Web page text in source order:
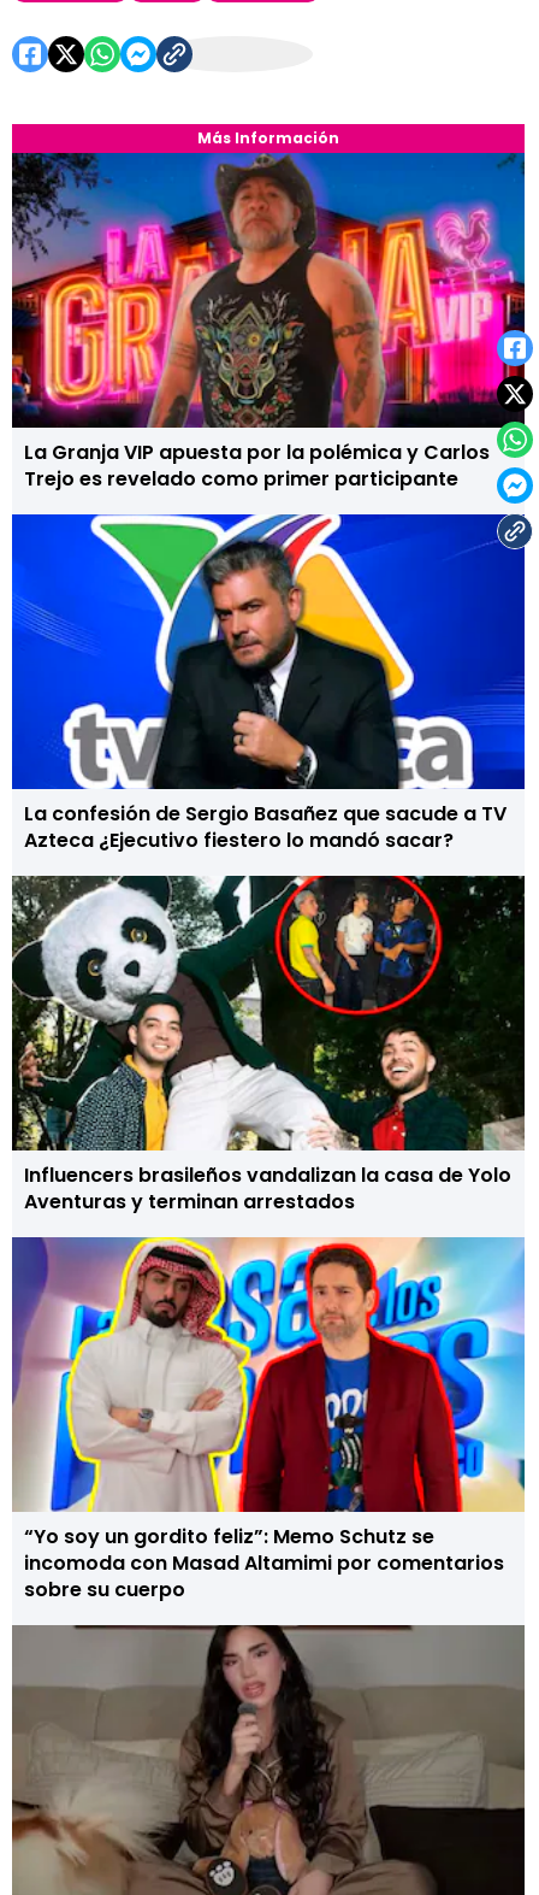
Más Información
La Granja VIP apuesta por la polémica y Carlos
Trejo es revelado como primer participante
La confesión de Sergio Basañez que sacude a TV
Azteca ¿Ejecutivo fiestero lo mandó sacar?
Influencers brasileños vandalizan la casa de Yolo
Aventuras y terminan arrestados
“Yo soy un gordito feliz”: Memo Schutz se
incomoda con Masad Altamimi por comentarios
sobre su cuerpo